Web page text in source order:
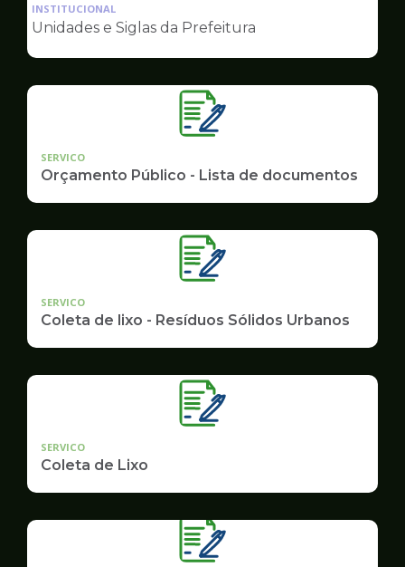
pagina
Governo
INSTITUCIONAL
Unidades e Siglas da Prefeitura
SERVICO
Orçamento Público - Lista de documentos
SERVICO
Coleta de lixo - Resíduos Sólidos Urbanos
SERVICO
Coleta de Lixo